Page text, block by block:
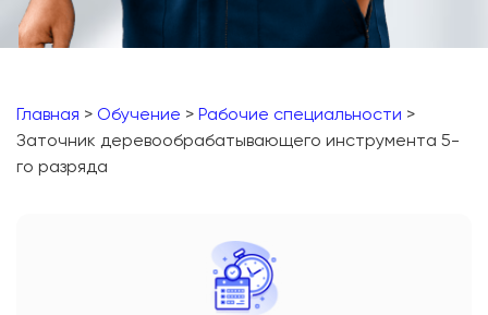
Главная > Обучение > Рабочие специальности >
Заточник деревообрабатывающего инструмента 5-
го разряда